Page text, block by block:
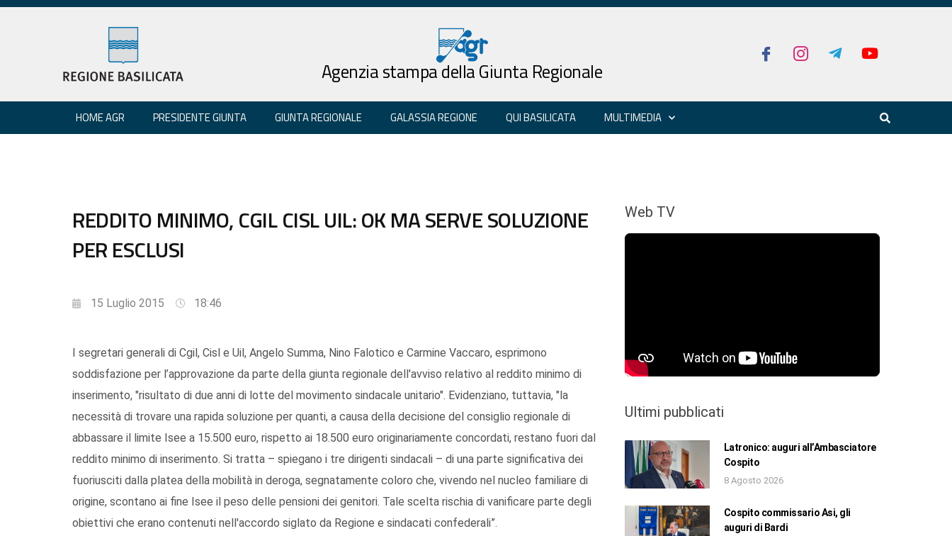
Agenzia stampa della Giunta Regionale
HOME AGR PRESIDENTE GIUNTA GIUNTA REGIONALE GALASSIA REGIONE QUI BASILICATA MULTIMEDIA
REDDITO MINIMO, CGIL CISL UIL: OK MA SERVE SOLUZIONE
PER ESCLUSI
15 Luglio 2015 18:46
I segretari generali di Cgil, Cisl e Uil, Angelo Summa, Nino Falotico e Carmine Vaccaro, esprimono
soddisfazione per l’approvazione da parte della giunta regionale dell'avviso relativo al reddito minimo di
inserimento, "risultato di due anni di lotte del movimento sindacale unitario". Evidenziano, tuttavia, "la
necessità di trovare una rapida soluzione per quanti, a causa della decisione del consiglio regionale di
abbassare il limite Isee a 15.500 euro, rispetto ai 18.500 euro originariamente concordati, restano fuori dal
reddito minimo di inserimento. Si tratta – spiegano i tre dirigenti sindacali – di una parte significativa dei
fuoriusciti dalla platea della mobilità in deroga, segnatamente coloro che, vivendo nel nucleo familiare di
origine, scontano ai fine Isee il peso delle pensioni dei genitori. Tale scelta rischia di vanificare parte degli
obiettivi che erano contenuti nell'accordo siglato da Regione e sindacati confederali”.
Web TV
Ultimi pubblicati
Latronico: auguri all’Ambasciatore
Cospito
8 Agosto 2026
Cospito commissario Asi, gli
auguri di Bardi